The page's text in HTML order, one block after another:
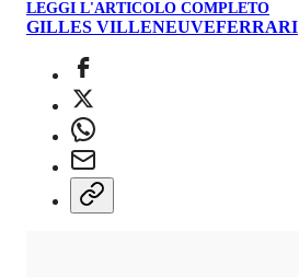
LEGGI L'ARTICOLO COMPLETO
GILLES VILLENEUVEFERRARI